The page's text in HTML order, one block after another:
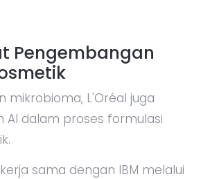
Pengembangan
mikrobioma, L'Oréal juga
AI dalam proses formulasi
sama dengan IBM melalui